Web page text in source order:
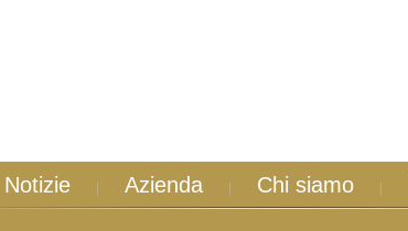
Notizie Azienda Chi siamo